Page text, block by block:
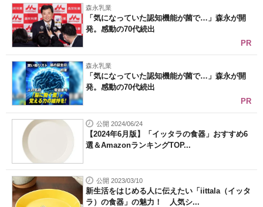
森永乳業
「気になっていた認知機能が菌で…」森永が開
発。感動の70代続出
PR
森永乳業
「気になっていた認知機能が菌で…」森永が開
発。感動の70代続出
PR
公開 2024/06/24
【2024年6月版】「イッタラの食器」おすすめ6
選＆AmazonランキングTOP...
公開 2023/03/10
新生活をはじめる人に伝えたい「iittala（イッタ
ラ）の食器」の魅力！ 人気シ...